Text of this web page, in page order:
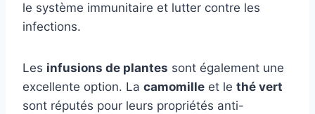
le système immunitaire et lutter contre les
infections.
Les infusions de plantes sont également une
excellente option. La camomille et le thé vert
sont réputés pour leurs propriétés anti-